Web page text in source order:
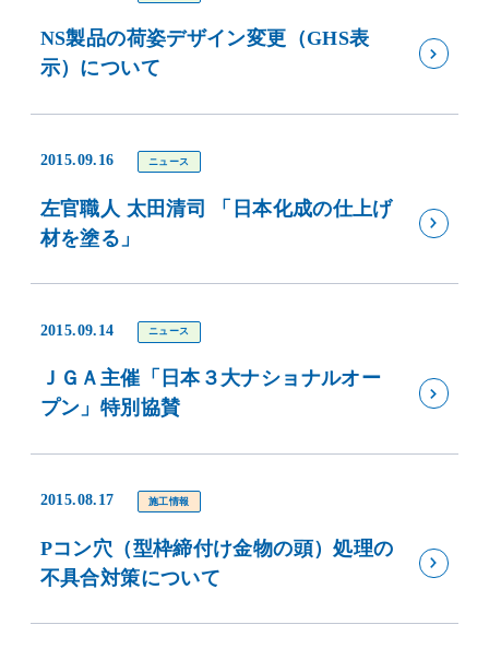
NS製品の荷姿デザイン変更（GHS表
示）について
2015.09.16 ニュース
左官職人 太田清司 「日本化成の仕上げ
材を塗る」
2015.09.14 ニュース
ＪＧＡ主催「日本３大ナショナルオー
プン」特別協賛
2015.08.17 施工情報
Pコン穴（型枠締付け金物の頭）処理の
不具合対策について